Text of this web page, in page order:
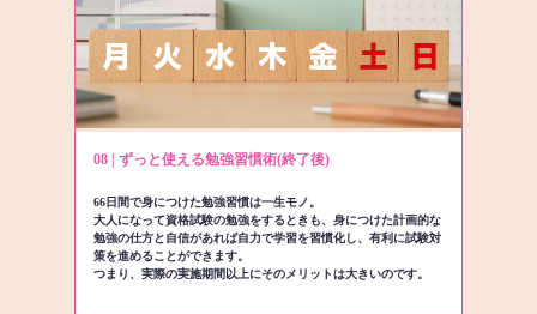
08 | ずっと使える勉強習慣術(終了後)
66日間で身につけた勉強習慣は一生モノ。
大人になって資格試験の勉強をするときも、身につけた計画的な
勉強の仕方と自信があれば自力で学習を習慣化し、有利に試験対
策を進めることができます。
つまり、実際の実施期間以上にそのメリットは大きいのです。